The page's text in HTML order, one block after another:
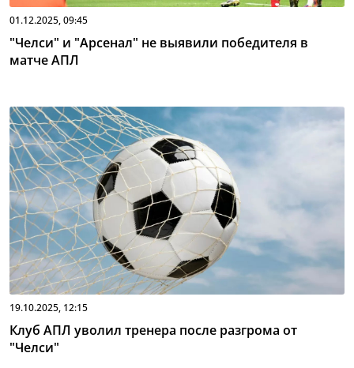
01.12.2025, 09:45
"Челси" и "Арсенал" не выявили победителя в
матче АПЛ
19.10.2025, 12:15
Клуб АПЛ уволил тренера после разгрома от
"Челси"